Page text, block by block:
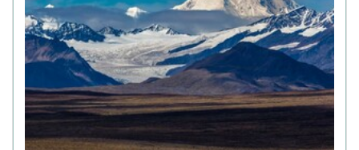
20 березня 17:42
союзників США на Близькому Сході: деталі
12 березня 15:59 Третя світова вже почалася: її ключові
ознаки наводить почесний професор Букінгемського
університету
15:00 Вчені завантажили мозок мухи в комп'ютер: як
поводиться цифрова копія комахи (відео)
04 березня 15:59 FT розкрили подробиці підготовки